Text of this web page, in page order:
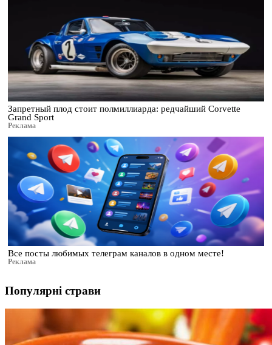
Запретный плод стоит полмиллиарда: редчайший Corvette
Grand Sport
Реклама
Все посты любимых телеграм каналов в одном месте!
Реклама
Популярні страви